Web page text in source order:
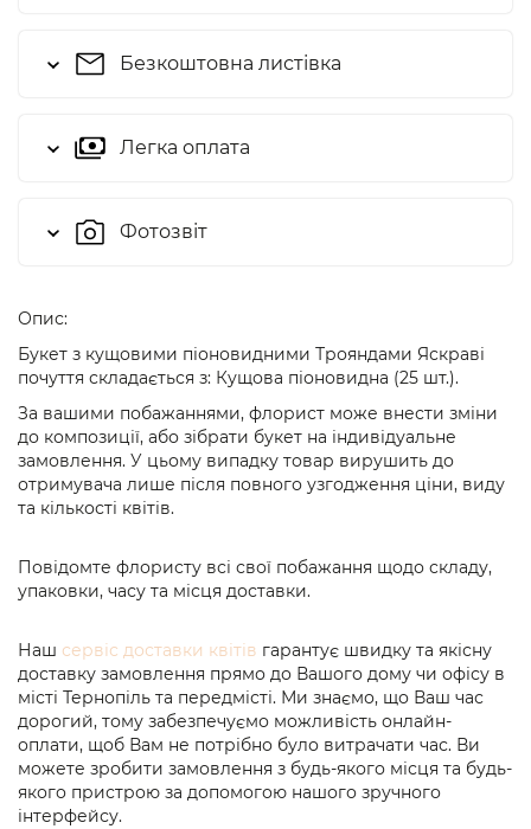
Безкоштовна листівка
Легка оплата
Фотозвіт
Опис:
Букет з кущовими піоновидними Трояндами Яскраві
почуття складається з: Кущова піоновидна (25 шт.).
За вашими побажаннями, флорист може внести зміни
до композиції, або зібрати букет на індивідуальне
замовлення. У цьому випадку товар вирушить до
отримувача лише після повного узгодження ціни, виду
та кількості квітів.
Повідомте флористу всі свої побажання щодо складу,
упаковки, часу та місця доставки.
Наш сервіс доставки квітів гарантує швидку та якісну
доставку замовлення прямо до Вашого дому чи офісу в
місті Тернопіль та передмісті. Ми знаємо, що Ваш час
дорогий, тому забезпечуємо можливість онлайн-
оплати, щоб Вам не потрібно було витрачати час. Ви
можете зробити замовлення з будь-якого місця та будь-
якого пристрою за допомогою нашого зручного
інтерфейсу.